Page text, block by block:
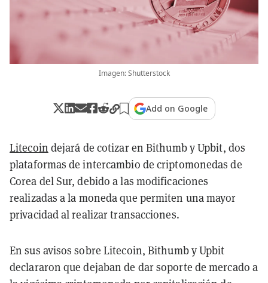
Imagen: Shutterstock
Add on Google
Litecoin dejará de cotizar en Bithumb y Upbit, dos
plataformas de intercambio de criptomonedas de
Corea del Sur, debido a las modificaciones
realizadas a la moneda que permiten una mayor
privacidad al realizar transacciones.
En sus avisos sobre Litecoin, Bithumb y Upbit
declararon que dejaban de dar soporte de mercado a